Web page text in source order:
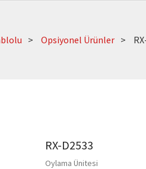
Opsiyonel Ürünler
RX-D2533
Oylama Ünitesi